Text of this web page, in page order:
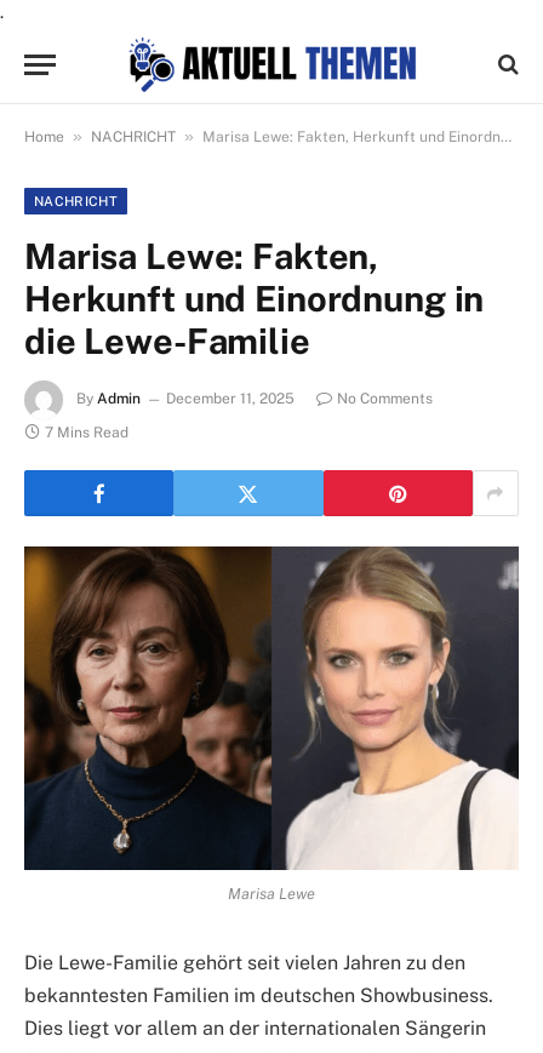
.
Home » NACHRICHT » Marisa Lewe: Fakten, Herkunft und Einordnung in die Lewe-Familie
NACHRICHT
Marisa Lewe: Fakten,
Herkunft und Einordnung in
die Lewe-Familie
By Admin December 11, 2025
No Comments
7 Mins Read
Marisa Lewe
Die Lewe-Familie gehört seit vielen Jahren zu den
bekanntesten Familien im deutschen Showbusiness.
Dies liegt vor allem an der internationalen Sängerin